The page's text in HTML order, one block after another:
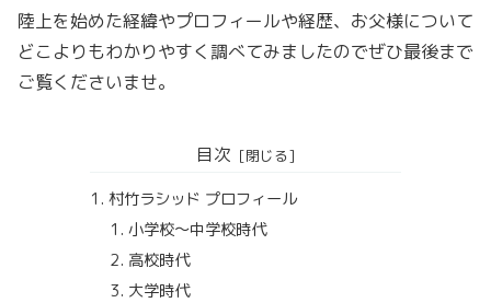
陸上を始めた経緯やプロフィールや経歴、お父様について
どこよりもわかりやすく調べてみましたのでぜひ最後まで
ご覧くださいませ。
目次
村竹ラシッド プロフィール
小学校〜中学校時代
高校時代
大学時代